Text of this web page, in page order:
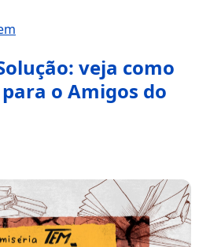
veja como
o Amigos do